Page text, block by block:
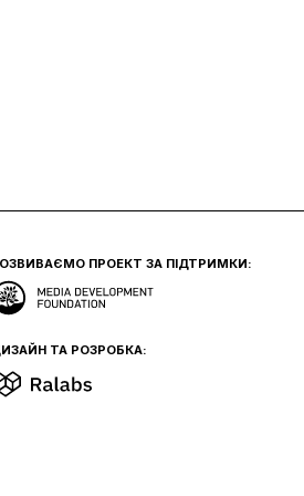
ПРОЕКТ ЗА ПІДТРИМКИ:
ТА РОЗРОБКА: